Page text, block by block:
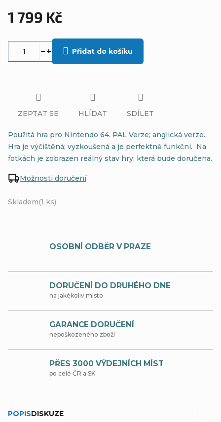
1 799 Kč
Skladem(1 ks)
Možnosti doručení
Přidat do košíku
Použitá hra pro Nintendo 64. PAL Verze; anglická verze.
Hra je výčištěná; vyzkoušená a je perfektně funkční. Na
fotkách je zobrazen reálný stav hry; která bude doručena.
ZEPTAT SE HLÍDAT SDÍLET
OSOBNÍ ODBĚR V PRAZE
DORUČENÍ DO DRUHÉHO DNE
na jakékoliv místo
GARANCE DORUČENÍ
nepoškozeného zboží
PŘES 3000 VÝDEJNÍCH MÍST
po celé ČR a SK
POPISDISKUZE